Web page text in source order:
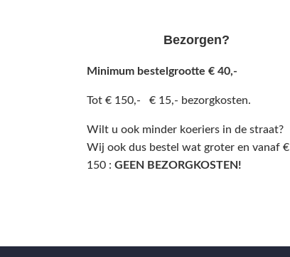
Bezorgen?
Minimum bestelgrootte € 40,-
Tot € 150,- € 15,- bezorgkosten.
Wilt u ook minder koeriers in de straat?
Wij ook dus bestel wat groter en vanaf €
150 : GEEN BEZORGKOSTEN!